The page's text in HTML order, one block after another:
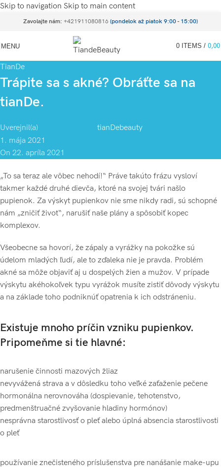
Skip to navigation Skip to main content
Zavolajte nám: +421911080816 (pondelok až piatok 9:00 - 15:00)
MENU 0 ITEMS /
TianDe
Trápite sa s akné? Obráťte sa na
tianDe.
Uverejnil(a)
tianDebeauty
1. mája 2021
On 22. apríla 2021
„To sa teraz ale vôbec nehodí!“ Práve takúto frázu vysloví
takmer každé druhé dievča, ktoré na svojej tvári našlo
pupienok. Za výskyt pupienkov nie sme nikdy radi, sú schopné
nám „zničiť život“, narušiť naše plány a spôsobiť kopec
komplexov.
Všeobecne sa hovorí, že zápaly a vyrážky na pokožke sú
údelom mladých ľudí, ale to zďaleka nie je pravda. Problém
akné sa môže objaviť aj u dospelých žien a mužov. V prípade
výskytu akéhokoľvek typu vyrážok musíte zistiť dôvody výskytu
a na základe toho podniknúť opatrenia k ich odstráneniu.
Existuje mnoho príčin vzniku pupienkov.
Pripomeňme si tie hlavné:
narušenie činnosti mazových žliaz
nevyvážená strava a v dôsledku toho veľké zaťaženie pečene
hormonálna nerovnováha (dospievanie, tehotenstvo,
predmenštruačné zvyšovanie hladiny hormónov)
nesprávna starostlivosť o pleť alebo úplná absencia starostlivosti
o pleť
používanie znečisteného príslušenstva pre nanášanie make-upu